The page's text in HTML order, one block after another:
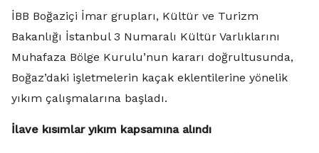
İBB Boğaziçi İmar grupları, Kültür ve Turizm
Bakanlığı İstanbul 3 Numaralı Kültür Varlıklarını
Muhafaza Bölge Kurulu’nun kararı doğrultusunda,
Boğaz’daki işletmelerin kaçak eklentilerine yönelik
yıkım çalışmalarına başladı.
İlave kısımlar yıkım kapsamına alındı